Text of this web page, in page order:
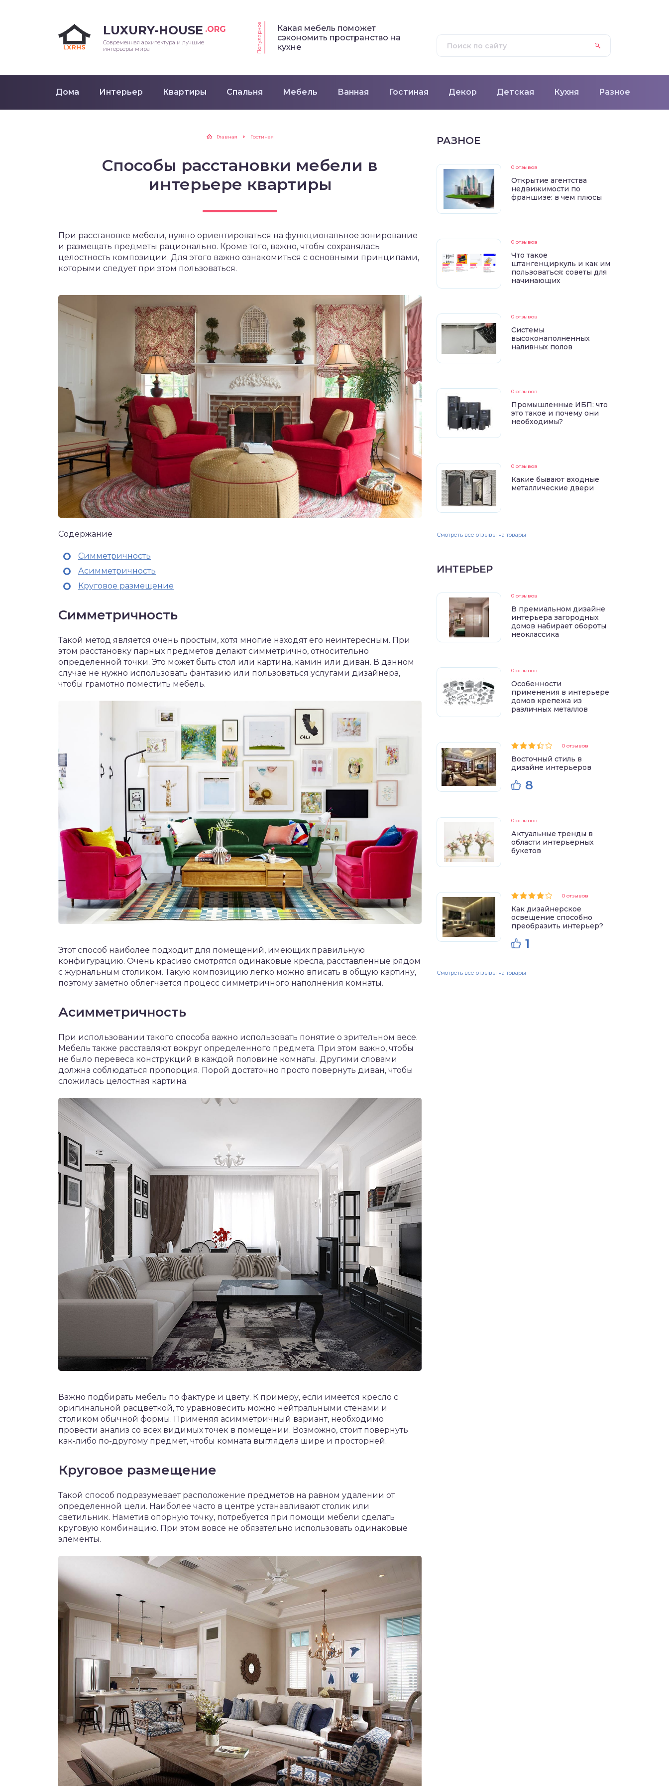
LUXURY-HOUSE .ORG
Современная архитектура и лучшие
интерьеры мира
Популярное
Какая мебель поможет
сэкономить пространство на
кухне
Дома Интерьер Квартиры Спальня Мебель Ванная Гостиная Декор Детская Кухня Разное
Главная Гостиная
Способы расстановки мебели в
интерьере квартиры
При расстановке мебели, нужно ориентироваться на функциональное зонирование
и размещать предметы рационально. Кроме того, важно, чтобы сохранялась
целостность композиции. Для этого важно ознакомиться с основными принципами,
которыми следует при этом пользоваться.
Содержание
Симметричность
Асимметричность
Круговое размещение
Симметричность
Такой метод является очень простым, хотя многие находят его неинтересным. При
этом расстановку парных предметов делают симметрично, относительно
определенной точки. Это может быть стол или картина, камин или диван. В данном
случае не нужно использовать фантазию или пользоваться услугами дизайнера,
чтобы грамотно поместить мебель.
Этот способ наиболее подходит для помещений, имеющих правильную
конфигурацию. Очень красиво смотрятся одинаковые кресла, расставленные рядом
с журнальным столиком. Такую композицию легко можно вписать в общую картину,
поэтому заметно облегчается процесс симметричного наполнения комнаты.
Асимметричность
При использовании такого способа важно использовать понятие о зрительном весе.
Мебель также расставляют вокруг определенного предмета. При этом важно, чтобы
не было перевеса конструкций в каждой половине комнаты. Другими словами
должна соблюдаться пропорция. Порой достаточно просто повернуть диван, чтобы
сложилась целостная картина.
Важно подбирать мебель по фактуре и цвету. К примеру, если имеется кресло с
оригинальной расцветкой, то уравновесить можно нейтральными стенами и
столиком обычной формы. Применяя асимметричный вариант, необходимо
провести анализ со всех видимых точек в помещении. Возможно, стоит повернуть
как-либо по-другому предмет, чтобы комната выглядела шире и просторней.
Круговое размещение
Такой способ подразумевает расположение предметов на равном удалении от
определенной цели. Наиболее часто в центре устанавливают столик или
светильник. Наметив опорную точку, потребуется при помощи мебели сделать
круговую комбинацию. При этом вовсе не обязательно использовать одинаковые
элементы.
РАЗНОЕ
0 отзывов
Открытие агентства
недвижимости по
франшизе: в чем плюсы
0 отзывов
Что такое
штангенциркуль и как им
пользоваться: советы для
начинающих
0 отзывов
Системы
высоконаполненных
наливных полов
0 отзывов
Промышленные ИБП: что
это такое и почему они
необходимы?
0 отзывов
Какие бывают входные
металлические двери
Смотреть все отзывы на товары
ИНТЕРЬЕР
0 отзывов
В премиальном дизайне
интерьера загородных
домов набирает обороты
неоклассика
0 отзывов
Особенности
применения в интерьере
домов крепежа из
различных металлов
0 отзывов
Восточный стиль в
дизайне интерьеров
8
0 отзывов
Актуальные тренды в
области интерьерных
букетов
0 отзывов
Как дизайнерское
освещение способно
преобразить интерьер?
1
Смотреть все отзывы на товары